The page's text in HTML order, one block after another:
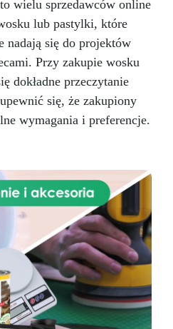
wielu sprzedawców online
lub pastylki, które
nadają się do projektów
Przy zakupie wosku
dokładne przeczytanie
się, że zakupiony
wymagania i preferencje.